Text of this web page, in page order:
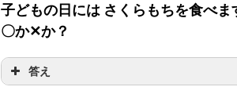
子どもの日には さくらもちを食べま
〇か✕か？
答え